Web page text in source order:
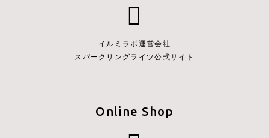
イルミラボ運営会社
スパークリングライツ公式サイト
Online Shop